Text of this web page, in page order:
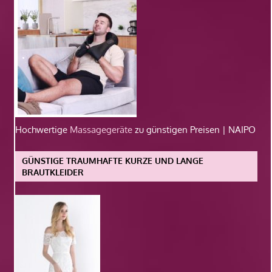
Hochwertige Massagegeräte zu günstigen Preisen | NAIPO
GÜNSTIGE TRAUMHAFTE KURZE UND LANGE
BRAUTKLEIDER